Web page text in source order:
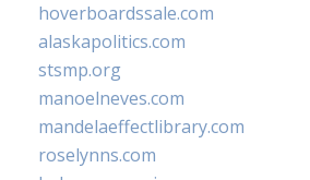
hoverboardssale.com
alaskapolitics.com
stsmp.org
manoelneves.com
mandelaeffectlibrary.com
roselynns.com